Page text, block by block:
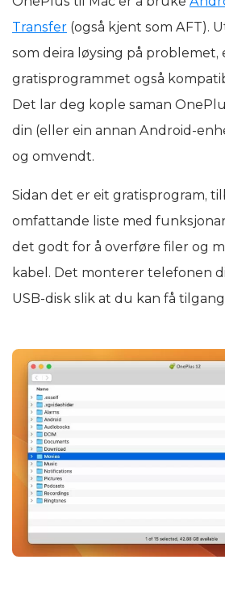
Transfer (også kjent som AFT).
som deira løysing på problemet,
gratisprogrammet også
Det lar deg kople saman
din (eller ein annan Android-
og omvendt.
Sidan det er eit gratisprogram,
omfattande liste med
det godt for å overføre filer og
kabel. Det monterer telefonen
USB-disk slik at du kan få